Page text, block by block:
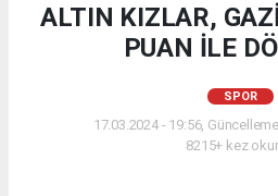
ALTIN KIZLAR,
PUAN İLE
SPOR
17.03.2024 - 19:56,
8215+ kez